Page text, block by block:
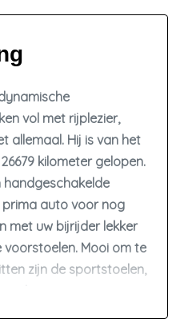
vol met rijplezier,
allemaal. Hij is van het
kilometer gelopen.
handgeschakelde
prima auto voor nog
met uw bijrijder lekker
Mooi om te
zijn de sportstoelen,
geven.
met een druk